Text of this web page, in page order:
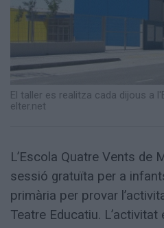
El taller es realitza cada dijous a
elter.net
L’Escola Quatre Vents de
sessió gratuïta per a
primària per provar
Teatre Educatiu.